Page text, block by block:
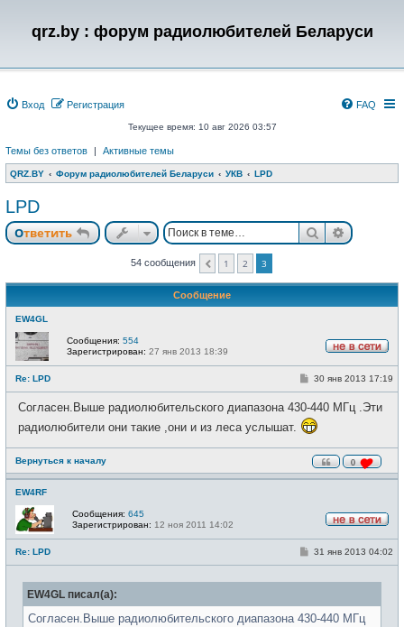
qrz.by : форум радиолюбителей Беларуси
Вход Регистрация FAQ
Текущее время: 10 авг 2026 03:57
Темы без ответов | Активные темы
QRZ.BY Форум радиолюбителей Беларуси УКВ LPD
LPD
Ответить Поиск
54 сообщения Пред.
1 2 3
Сообщение
EW4GL
е
в
с
Сообщения: 554
Зарегистрирован: 27 янв 2013 18:39
Re: LPD
0
С
б
щ
е
и
е
30 янв 2013 17:19
Согласен.Выше радиолюбительского диапазона 430-440 МГц .Эти
радиолюбители они такие ,они и из леса услышат.
Вернуться к началу
EW4RF
е
в
с
Сообщения: 645
Зарегистрирован: 12 ноя 2011 14:02
Re: LPD
С
б
е
н
31 янв 2013 04:02
EW4GL писал(а):
Согласен.Выше радиолюбительского диапазона 430-440 МГц